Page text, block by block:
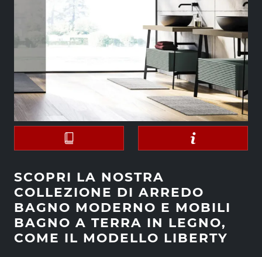
SCOPRI LA NOSTRA
COLLEZIONE DI ARREDO
BAGNO MODERNO E MOBILI
BAGNO A TERRA IN LEGNO,
COME IL MODELLO LIBERTY